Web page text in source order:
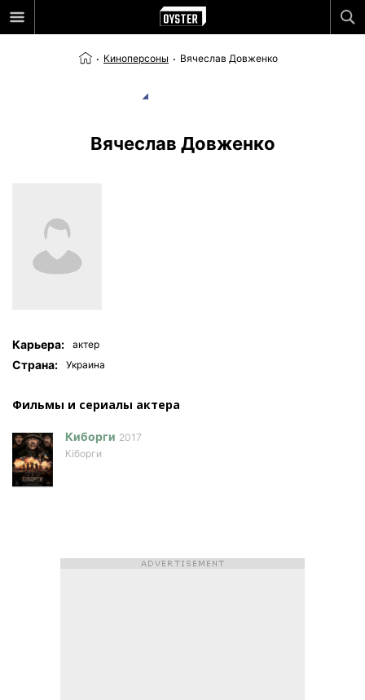
Киноперсоны Вячеслав Довженко
Вячеслав Довженко
Карьера: актер
Страна: Украина
Фильмы и сериалы актера
Киборги 2017
Кіборги